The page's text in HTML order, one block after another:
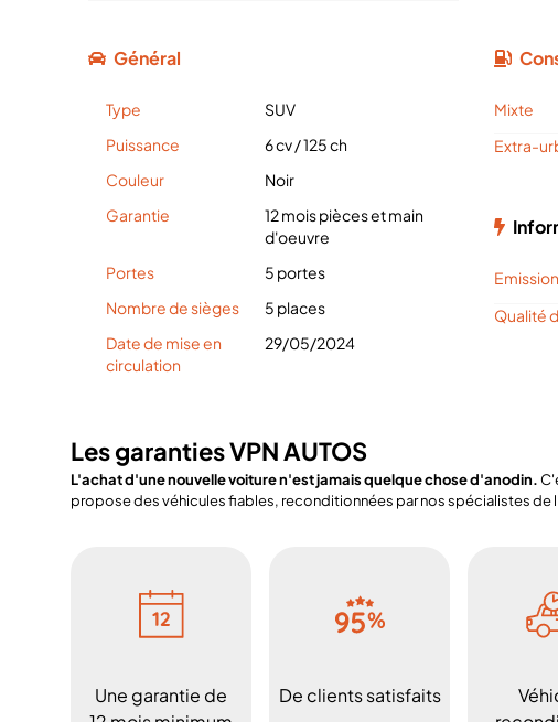
Général
Type
SUV
Puissance
6 cv/125 ch
Couleur
Noir
Garantie
12 mois pièces et main
d'oeuvre
Portes
5 portes
Nombre de sièges
5 places
Date de mise en
circulation
29/05/2024
Mixte
Extra-
Qualité
Les garanties VPN AUTOS
L'achat d'une nouvelle voiture n'est jamais quelque chose d'anodin.
propose des véhicules fiables, reconditionnées par nos spécialistes de
Une garantie de
De clients satisfaits